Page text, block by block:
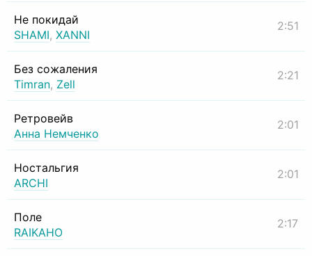
Не покидай
SHAMI, XANNI
2:51
Без сожаления
Timran, Zell
2:21
Ретровейв
Анна Немченко
2:01
Ностальгия
ARCHI
2:01
Поле
RAIKAHO
2:17